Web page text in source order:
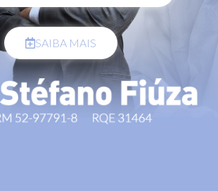
SAIBA MAIS